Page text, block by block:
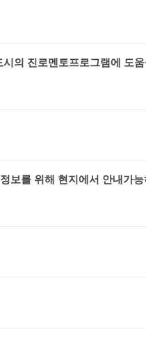
의 진로멘토프로그램에 도
보를 위해 현지에서 안내가